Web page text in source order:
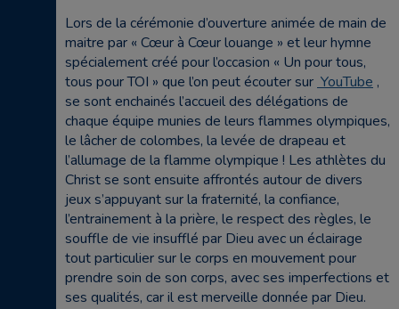
Lors de la cérémonie d’ouverture animée de main de
maitre par « Cœur à Cœur louange » et leur hymne
spécialement créé pour l’occasion « Un pour tous,
tous pour TOI » que l’on peut écouter surYouTube ,
se sont enchainés l’accueil des délégations de
chaque équipe munies de leurs flammes olympiques,
le lâcher de colombes, la levée de drapeau et
l’allumage de la flamme olympique ! Les athlètes du
Christ se sont ensuite affrontés autour de divers
jeux s’appuyant sur la fraternité, la confiance,
l’entrainement à la prière, le respect des règles, le
souffle de vie insufflé par Dieu avec un éclairage
tout particulier sur le corps en mouvement pour
prendre soin de son corps, avec ses imperfections et
ses qualités, car il est merveille donnée par Dieu.